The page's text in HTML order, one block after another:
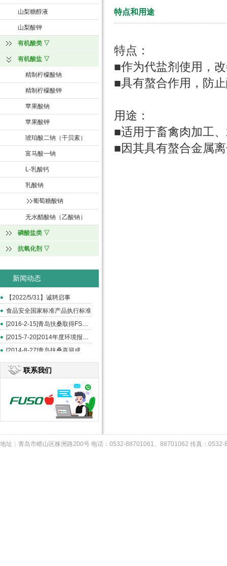
山梨糖醇液
山梨酸钾
有机酸类 ▽
有机酸盐 ▽
精制柠檬酸钠
精制柠檬酸钾
苹果酸钠
苹果酸钾
琥珀酸二钠（干贝素）
富马酸一钠
L-乳酸钙
乳酸钠
葡萄糖酸钠
无水醋酸钠（乙酸钠）
磷酸盐类 ▽
抗氧化剂 ▽
新闻动态
【2022/5/31】诚聘启事
食品安全国家标准产品执行标准
[2016-2-15]青岛扶桑取得FSSC和ISO22000认证
[2015-7-20]2014年度环境报告书
联系我们
特点和用途
特点：
■作为代盐剂使用，
■具有螯合作用，防
用途：
■适用于畜禽肉加工
■因其具有螯合金属
地址：青岛市崂山区株洲路200号 电话：0532-88701061、88701062 传真：